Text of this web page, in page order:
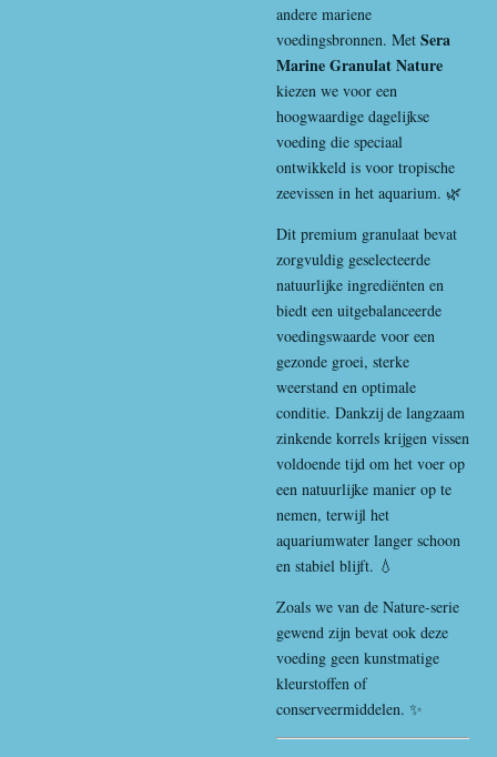
andere mariene
voedingsbronnen. Met Sera
Marine Granulat Nature
kiezen we voor een
hoogwaardige dagelijkse
voeding die speciaal
ontwikkeld is voor tropische
zeevissen in het aquarium. 🌿
Dit premium granulaat bevat
zorgvuldig geselecteerde
natuurlijke ingrediënten en
biedt een uitgebalanceerde
voedingswaarde voor een
gezonde groei, sterke
weerstand en optimale
conditie. Dankzij de langzaam
zinkende korrels krijgen vissen
voldoende tijd om het voer op
een natuurlijke manier op te
nemen, terwijl het
aquariumwater langer schoon
en stabiel blijft. 💧
Zoals we van de Nature-serie
gewend zijn bevat ook deze
voeding geen kunstmatige
kleurstoffen of
conserveermiddelen. ✨